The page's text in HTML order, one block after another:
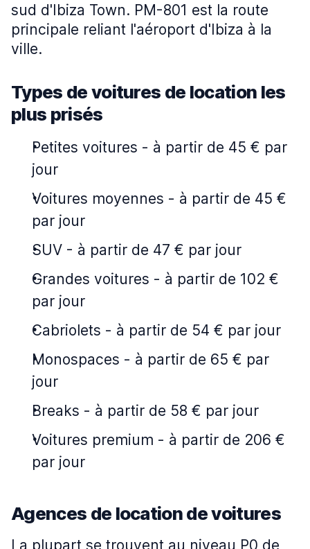
sud d'Ibiza Town. PM-801 est la route
principale reliant l'aéroport d'Ibiza à la
ville.
Types de voitures de location les
plus prisés
Petites voitures - à partir de 45 € par
jour
Voitures moyennes - à partir de 45 €
par jour
SUV - à partir de 47 € par jour
Grandes voitures - à partir de 102 €
par jour
Cabriolets - à partir de 54 € par jour
Monospaces - à partir de 65 € par
jour
Breaks - à partir de 58 € par jour
Voitures premium - à partir de 206 €
par jour
Agences de location de voitures
La plupart se trouvent au niveau P0 de